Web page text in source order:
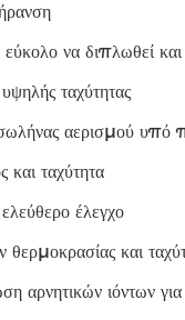
να διπλωθεί
ταχύτητας
αερισμού υπό
ταχύτητα
έλεγχο
θερμοκρασίας και
αρνητικών ιόντων